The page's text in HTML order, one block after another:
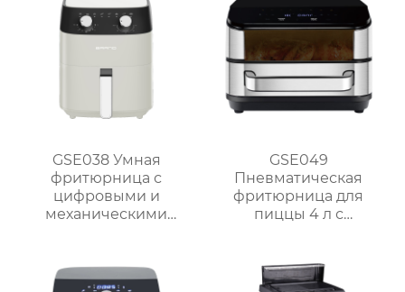
GSE038 Умная
фритюрница с
цифровыми и
механическими
GSE049
Пневматическая
фритюрница для
пиццы 4 л с